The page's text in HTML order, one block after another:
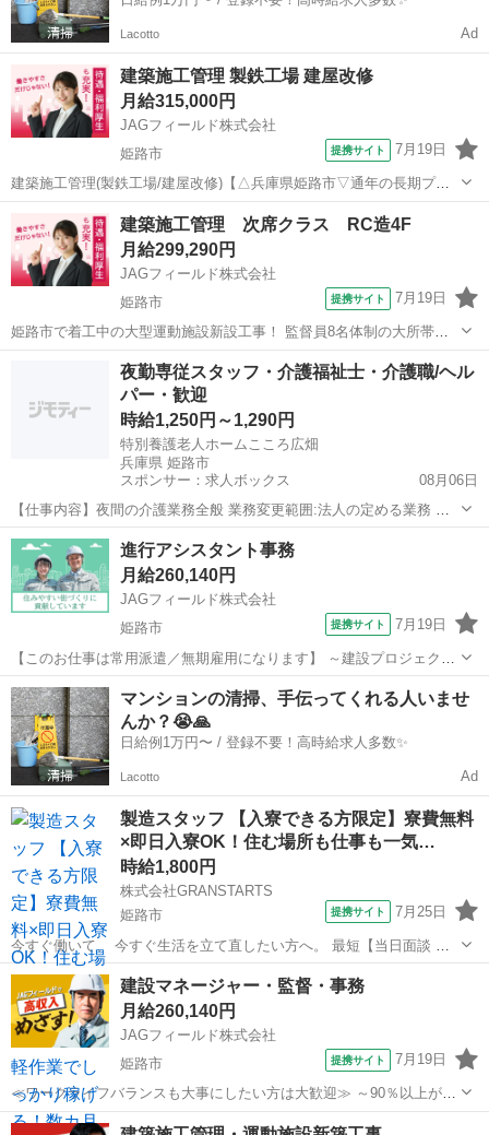
Lacotto Ad
建築施工管理 製鉄工場 建屋改修
月給315,000円
JAGフィールド株式会社
姫路市
提携サイト 7月19日
建築施工管理(製鉄工場/建屋改修)【△兵庫県姫路市▽通年の長期プロ
ジェクト！】 製鉄プラント構内で行なう建屋の改修工事です。工期1
年、3名体制で建築施工管理をお任せします。現場力に期待CADはスキ
ル不問です。【担当業務】...
姫路市 その他
建築施工管理 次席クラス RC造4F
月給299,290円
JAGフィールド株式会社
姫路市
提携サイト 7月19日
姫路市で着工中の大型運動施設新設工事！ 監督員8名体制の大所帯の
次席ポジションを募集♪ 即戦力として全体の管理をお願いいたしま
写真管理 ※書類作成...
姫路市 大工
夜勤専従スタッフ・介護福祉士・介護職/ヘル
パー・歓迎
時給1,250円～1,290円
特別養護老人ホームこころ広畑
兵庫県 姫路市
スポンサー：求人ボックス
08月06日
【仕事内容】夜間の介護業務全般 業務変更範囲:法人の定める業務 雇
用期間の定めあり(3ヶ月/原則更新/更新上限なし) 転勤の可能性なし
【経験・資格】<応募要件> ・介護職員初任者研修修了者 ・介護職員
実務者研修修了者 ・介護福祉...
アルバイト・パート
進行アシスタント事務
月給260,140円
JAGフィールド株式会社
姫路市
提携サイト 7月19日
【このお仕事は常用派遣／無期雇用になります】 ～建設プロジェクト
の管理アシスタント募集～ 友だちや家族に誇れるキャリアを手にいれ
よう！ 映像研修・座学講義・CADスキル研修など経験のない方へのサ
ポートが充実。 じっくり...
兵庫 姫路市
マンションの清掃、手伝ってくれる人いませ
んか？😭🙏
日給例1万円〜 / 登録不要！高時給求人多数✨
Lacotto Ad
製造スタッフ 【入寮できる方限定】寮費無料
×即日入寮OK！住む場所も仕事も一気…
時給1,800円
株式会社GRANSTARTS
姫路市
提携サイト 7月25日
今すぐ働いて、 今すぐ生活を立て直したい方へ。 最短【当日面談 →
即日入寮 → 翌日勤務】も可能✨ あなたの「今すぐ」にしっかり応え
ます！ 経験や資格は一切不要🙆‍♂️ 未経験スタートの方がほとんどで
す。...
兵庫 姫路市 建築
建設マネージャー・監督・事務
月給260,140円
JAGフィールド株式会社
姫路市
提携サイト 7月19日
≪ワークライフバランスも大事にしたい方は大歓迎≫ ～90％以上が未
経験スタートです～ 先輩の前職もさまざま。人物重視の採用だから、
兵庫 姫路市 その他